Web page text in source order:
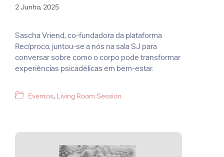
2 Junho, 2025
Sascha Vriend, co-fundadora da plataforma
Recíproco, juntou-se a nós na sala SJ para
conversar sobre como o corpo pode transformar
experiências psicadélicas em bem-estar.
Categorias
Eventos, Living Room Session